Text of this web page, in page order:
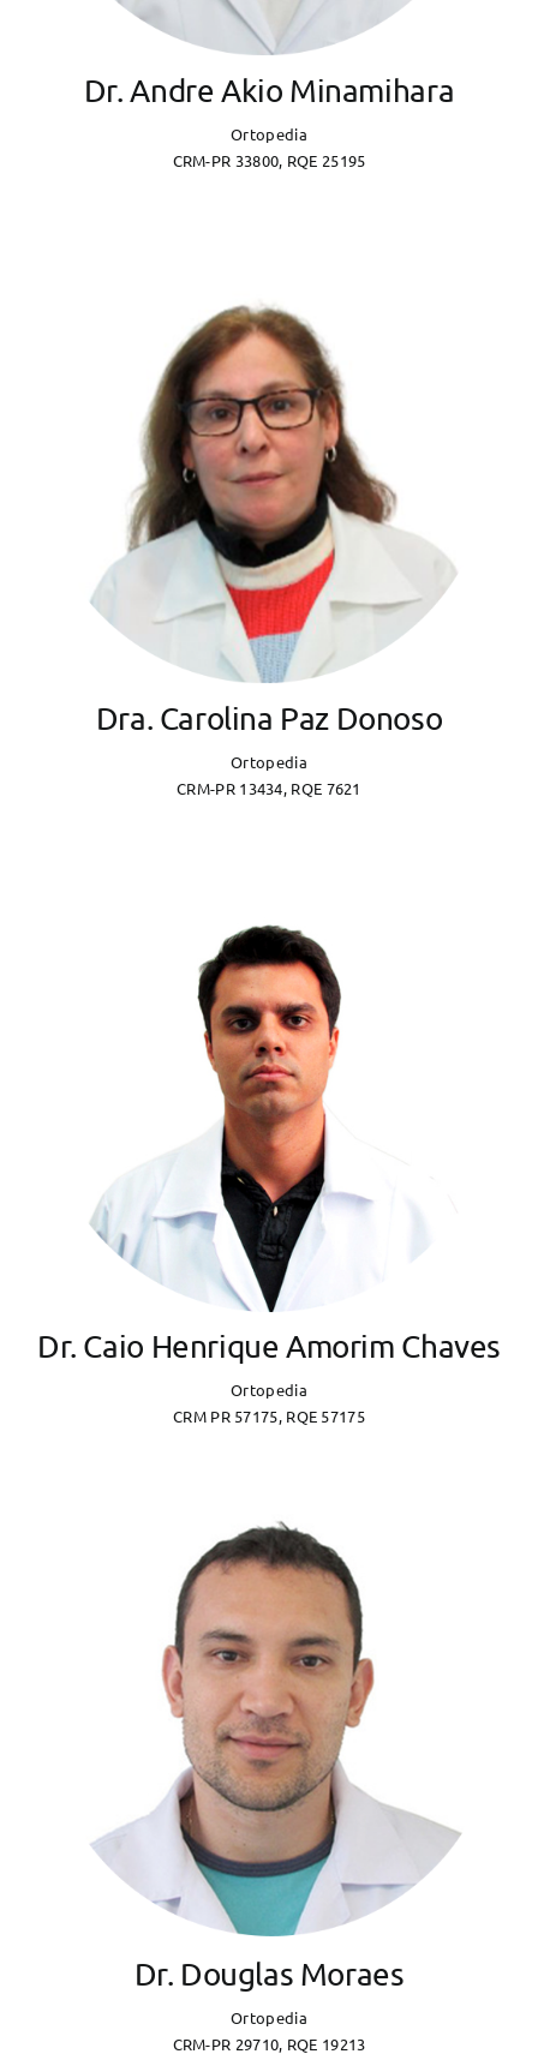
Dr. Andre Akio Minamihara
Ortopedia
CRM-PR 33800, RQE 25195
Dra. Carolina Paz Donoso
Ortopedia
CRM-PR 13434, RQE 7621
Dr. Caio Henrique Amorim Chaves
Ortopedia
CRM PR 57175, RQE 57175
Dr. Douglas Moraes
Ortopedia
CRM-PR 29710, RQE 19213